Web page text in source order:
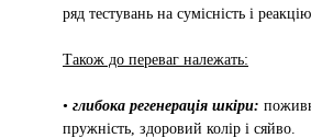
ряд тестувань на сумісність і
Також до переваг належать:
• глибока регенерація шкіри:
пружність, здоровий колір і сяйво.